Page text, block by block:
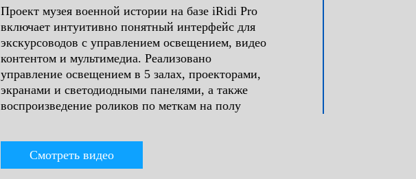
Проект музея военной истории на базе iRidi Pro
включает интуитивно понятный интерфейс для
экскурсоводов с управлением освещением, видео
контентом и мультимедиа. Реализовано
управление освещением в 5 залах, проекторами,
экранами и светодиодными панелями, а также
воспроизведение роликов по меткам на полу
Смотреть видео